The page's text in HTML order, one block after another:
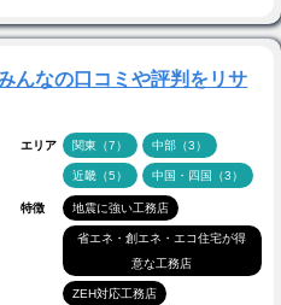
んなの口コミや評判をリサ
エリア 関東（7） 中部（3）
近畿（5） 中国・四国（3）
特徴 地震に強い工務店
省エネ・創エネ・エコ住宅が得
意な工務店
ZEH対応工務店